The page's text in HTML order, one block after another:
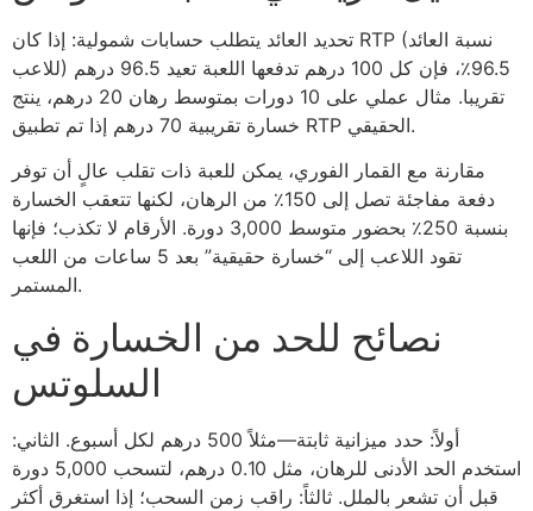
تحديد العائد يتطلب حسابات شمولية: إذا كان RTP (نسبة العائد
للاعب) 96.5٪، فإن كل 100 درهم تدفعها اللعبة تعيد 96.5 درهم
تقريبا. مثال عملي على 10 دورات بمتوسط رهان 20 درهم، ينتج
خسارة تقريبية 70 درهم إذا تم تطبيق RTP الحقيقي.
مقارنة مع القمار الفوري، يمكن للعبة ذات تقلب عالٍ أن توفر
دفعة مفاجئة تصل إلى 150٪ من الرهان، لكنها تتعقب الخسارة
بنسبة 250٪ بحضور متوسط 3,000 دورة. الأرقام لا تكذب؛ فإنها
تقود اللاعب إلى “خسارة حقيقية” بعد 5 ساعات من اللعب
المستمر.
نصائح للحد من الخسارة في
السلوتس
أولاً: حدد ميزانية ثابتة—مثلاً 500 درهم لكل أسبوع. الثاني:
استخدم الحد الأدنى للرهان، مثل 0.10 درهم، لتسحب 5,000 دورة
قبل أن تشعر بالملل. ثالثاً: راقب زمن السحب؛ إذا استغرق أكثر